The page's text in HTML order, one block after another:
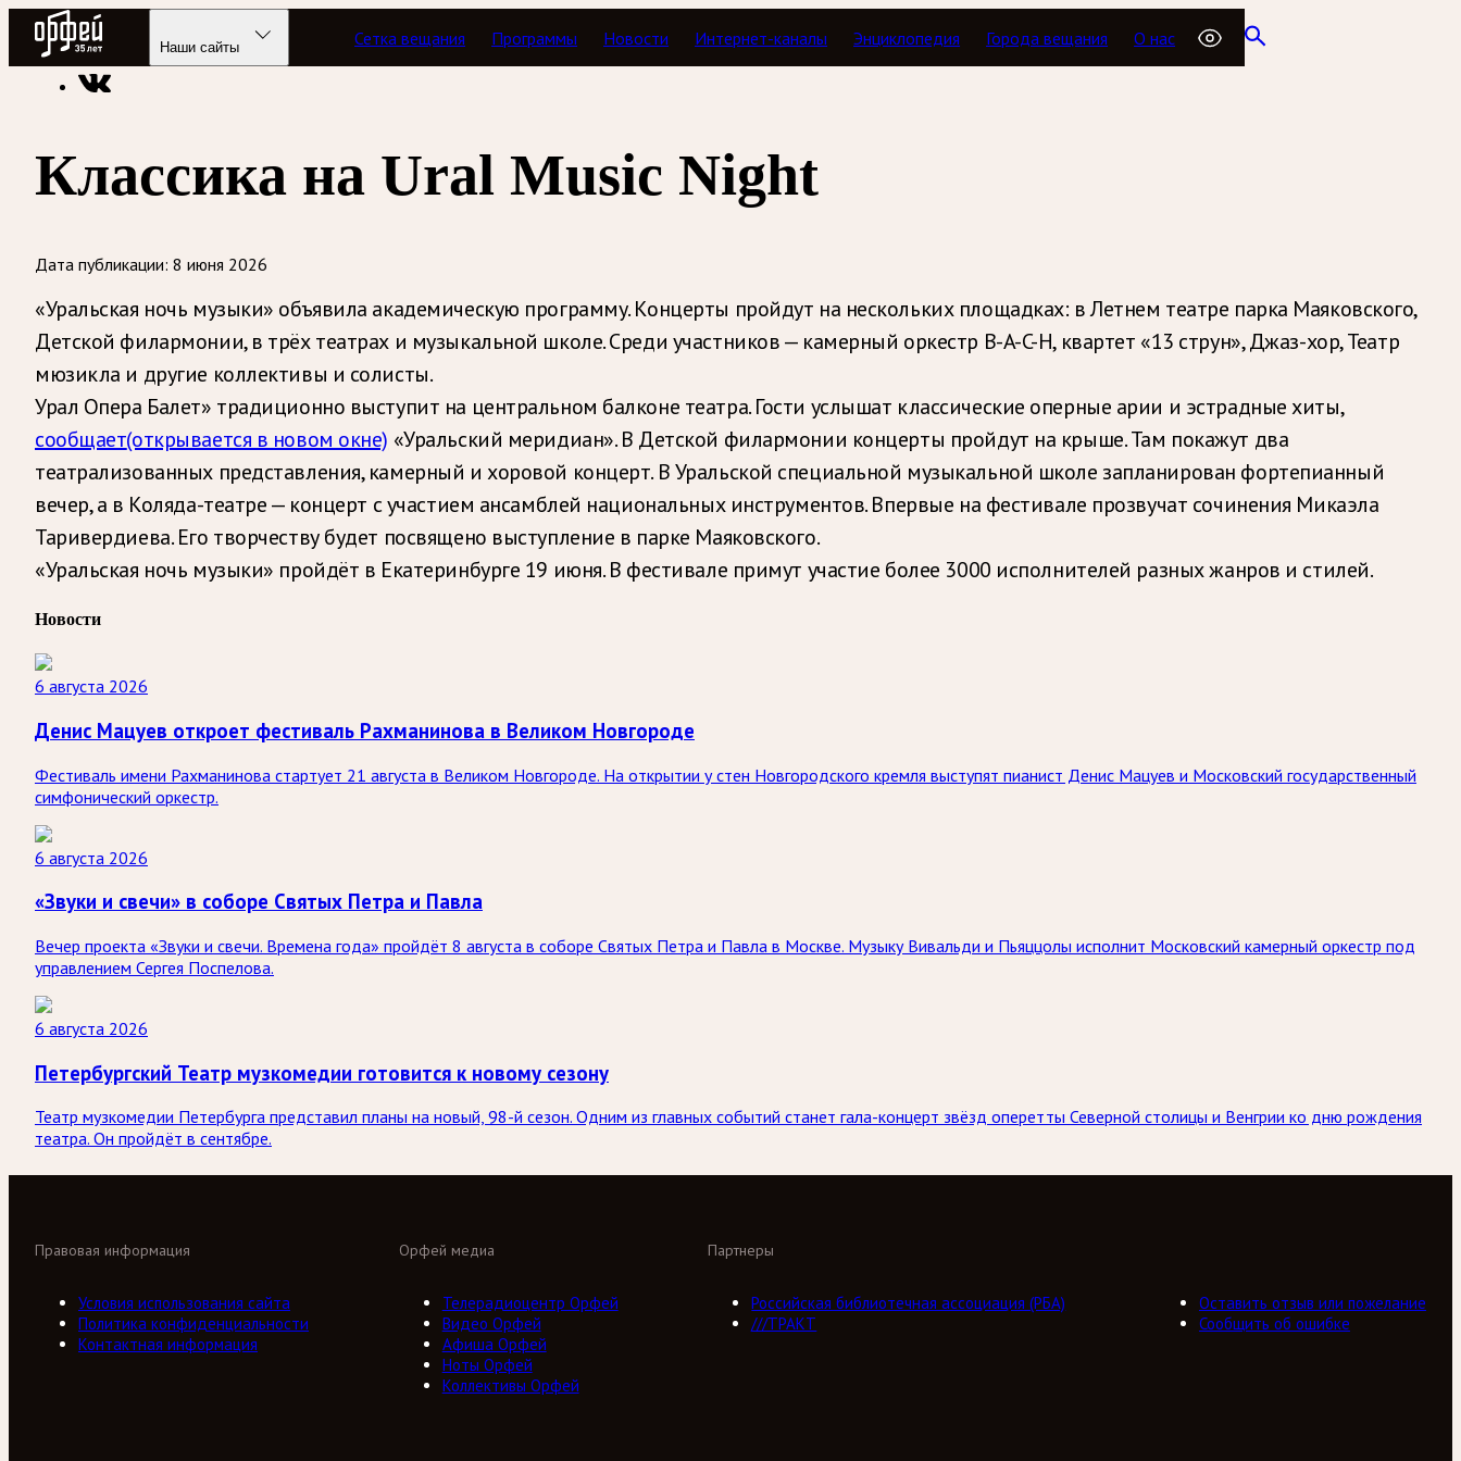
Радио Орфей
Наши сайты Сетка вещания Программы Новости Интернет-каналы Энциклопедия Города вещания О нас
Радио классической музыки «Орфей» Новости
Классика на Ural Music Night
Дата публикации: 8 июня 2026
«Уральская ночь музыки» объявила академическую программу. Концерты пройдут на нескольких площадках: в Летнем театре парка Маяковского,
Детской филармонии, в трёх театрах и музыкальной школе. Среди участников — камерный оркестр B-A-C-H, квартет «13 струн», Джаз-хор, Театр
мюзикла и другие коллективы и солисты.
Урал Опера Балет» традиционно выступит на центральном балконе театра. Гости услышат классические оперные арии и эстрадные хиты,
сообщает(открывается в новом окне) «Уральский меридиан». В Детской филармонии концерты пройдут на крыше. Там покажут два
театрализованных представления, камерный и хоровой концерт. В Уральской специальной музыкальной школе запланирован фортепианный
вечер, а в Коляда-театре — концерт с участием ансамблей национальных инструментов. Впервые на фестивале прозвучат сочинения Микаэла
Таривердиева. Его творчеству будет посвящено выступление в парке Маяковского.
«Уральская ночь музыки» пройдёт в Екатеринбурге 19 июня. В фестивале примут участие более 3000 исполнителей разных жанров и стилей.
Новости
6 августа 2026
Денис Мацуев откроет фестиваль Рахманинова в Великом Новгороде
Фестиваль имени Рахманинова стартует 21 августа в Великом Новгороде. На открытии у стен Новгородского кремля выступят пианист Денис Мацуев и Московский государственный
симфонический оркестр.
6 августа 2026
«Звуки и свечи» в соборе Святых Петра и Павла
Вечер проекта «Звуки и свечи. Времена года» пройдёт 8 августа в соборе Святых Петра и Павла в Москве. Музыку Вивальди и Пьяццолы исполнит Московский камерный оркестр под
управлением Сергея Поспелова.
6 августа 2026
Петербургский Театр музкомедии готовится к новому сезону
Театр музкомедии Петербурга представил планы на новый, 98-й сезон. Одним из главных событий станет гала-концерт звёзд оперетты Северной столицы и Венгрии ко дню рождения
театра. Он пройдёт в сентябре.
Орфей медиа
Телерадиоцентр Орфей
Видео Орфей
Афиша Орфей
Ноты Орфей
Коллективы Орфей
Партнеры
Российская библиотечная ассоциация (РБА)
///ТРАКТ
Правовая информация
Условия использования сайта
Политика конфиденциальности
Контактная информация
Оставить отзыв или пожелание
Сообщить об ошибке